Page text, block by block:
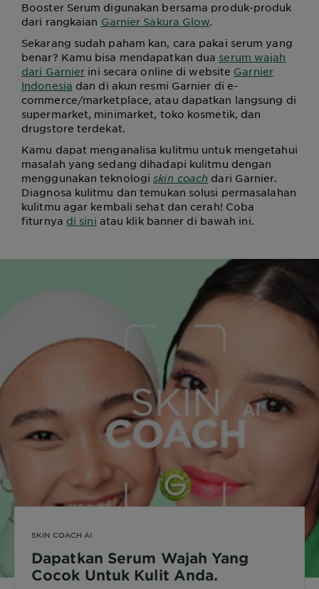
Booster Serum digunakan bersama produk-produk
dari rangkaian Garnier Sakura Glow.
Sekarang sudah paham kan, cara pakai serum yang
benar? Kamu bisa mendapatkan dua serum wajah
dari Garnier ini secara online di website Garnier
Indonesia dan di akun resmi Garnier di e-
commerce/marketplace, atau dapatkan langsung di
supermarket, minimarket, toko kosmetik, dan
drugstore terdekat.
Kamu dapat menganalisa kulitmu untuk mengetahui
masalah yang sedang dihadapi kulitmu dengan
menggunakan teknologiskin coach dari Garnier.
Diagnosa kulitmu dan temukan solusi permasalahan
kulitmu agar kembali sehat dan cerah! Coba
fiturnya di sini atau klik banner di bawah ini.
SKIN COACH AI
Dapatkan Serum Wajah Yang
Cocok Untuk Kulit Anda.